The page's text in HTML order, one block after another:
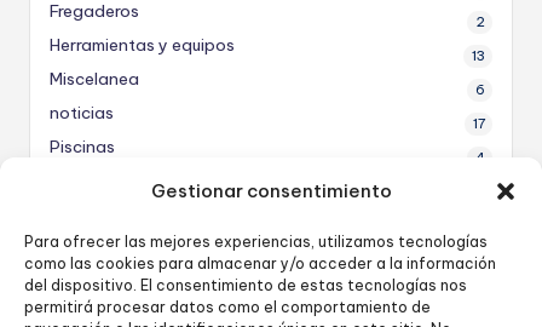
Gestionar consentimiento
Para ofrecer las mejores experiencias, utilizamos tecnologías
como las cookies para almacenar y/o acceder a la información
del dispositivo. El consentimiento de estas tecnologías nos
permitirá procesar datos como el comportamiento de
Fregaderos 2
Herramientas y equipos 13
Miscelanea 6
noticias 17
Piscinas 4
Grupo de Facebook